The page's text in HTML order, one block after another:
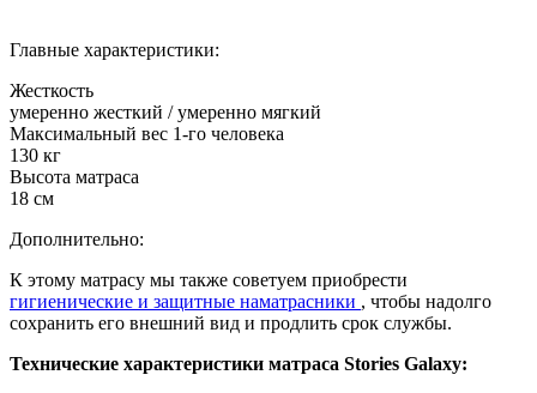
Главные характеристики:
Жесткость
умеренно жесткий / умеренно мягкий
Максимальный вес 1-го человека
130 кг
Высота матраса
18 см
Дополнительно:
К этому матрасу мы также советуем приобрести
гигиенические и защитные наматрасники , чтобы надолго
сохранить его внешний вид и продлить срок службы.
Технические характеристики матраса Stories Galaxy: